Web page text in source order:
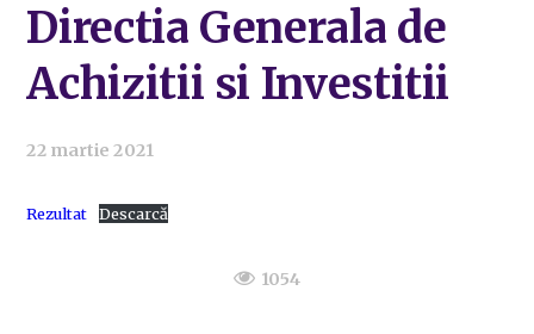
Directia Generala de
Achizitii si Investitii
22 martie 2021
Rezultat Descarcă
1054